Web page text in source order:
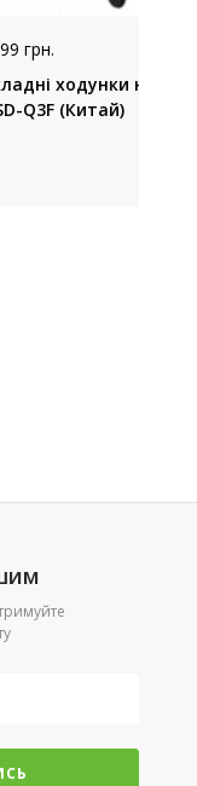
грн.
ходунки на
Q3F (Китай)